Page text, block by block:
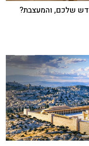
שלכם, והמעצבת?